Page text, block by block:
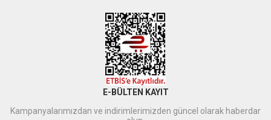
E-BÜLTEN KAYIT
Kampanyalarımızdan ve indirimlerimizden güncel olarak haberdar